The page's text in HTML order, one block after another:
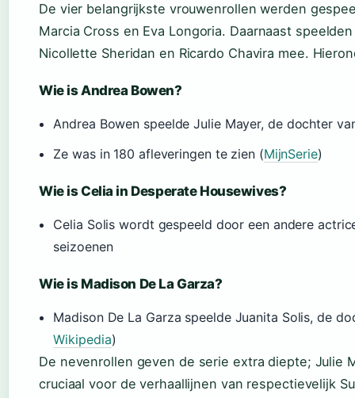
De vier belangrijkste vrouwenrollen werden
Marcia Cross en Eva Longoria. Daarnaast
Nicollette Sheridan en Ricardo Chavira mee.
Wie is Andrea Bowen?
Andrea Bowen speelde Julie Mayer, de dochter
Ze was in 180 afleveringen te zien (MijnSerie)
Wie is Celia in Desperate Housewives?
Celia Solis wordt gespeeld door een andere
seizoenen
Wie is Madison De La Garza?
Madison De La Garza speelde Juanita Solis, de
Wikipedia)
De nevenrollen geven de serie extra diepte; Julie
cruciaal voor de verhaallijnen van respectievelijk